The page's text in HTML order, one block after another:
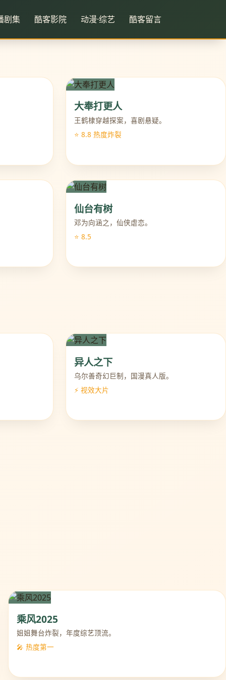
剧集 酷客影院 动漫·综艺 酷客留言
大奉打更人
王鹤棣穿越探案，喜剧悬疑。
⭐ 8.8 热度炸裂
仙台有树
邓为向涵之，仙侠虐恋。
⭐ 8.5
异人之下
乌尔善奇幻巨制，国漫真人版。
⚡ 视效大片
乘风2025
姐姐舞台炸裂，年度综艺顶流。
🎤 热度第一